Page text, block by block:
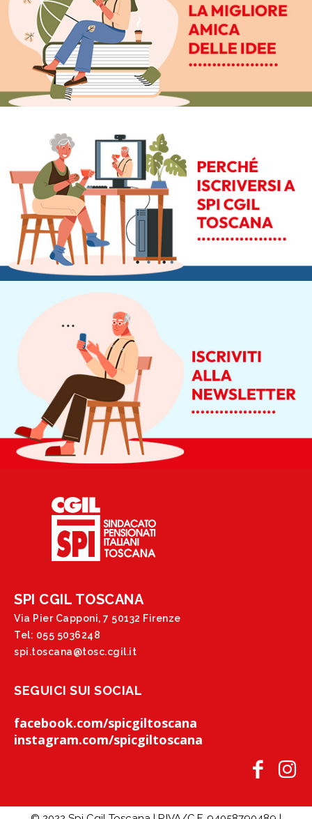
SPI CGIL TOSCANA
Via Pier Capponi, 7 50132 Firenze
Tel: 055 5036248
spi.toscana@tosc.cgil.it
SEGUICI SUI SOCIAL
facebook.com/spicgiltoscana
instagram.com/spicgiltoscana